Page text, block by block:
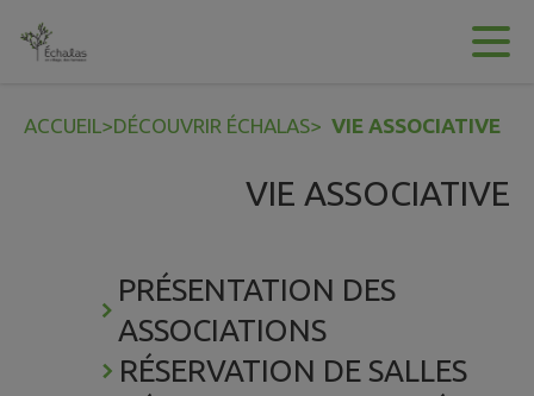
Contenu
ACCUEIL>DÉCOUVRIR ÉCHALAS> VIE ASSOCIATIVE
VIE ASSOCIATIVE
PRÉSENTATION DES
ASSOCIATIONS
RÉSERVATION DE SALLES